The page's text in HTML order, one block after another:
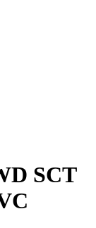
SCT